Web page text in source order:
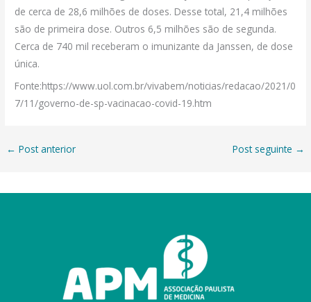
de cerca de 28,6 milhões de doses. Desse total, 21,4 milhões
são de primeira dose. Outros 6,5 milhões são de segunda.
Cerca de 740 mil receberam o imunizante da Janssen, de dose
única.
Fonte:https://www.uol.com.br/vivabem/noticias/redacao/2021/0
7/11/governo-de-sp-vacinacao-covid-19.htm
← Post anterior Post seguinte →